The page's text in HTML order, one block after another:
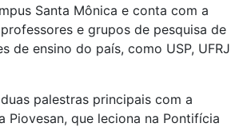
Santa Mônica e conta com a
e grupos de pesquisa de
de ensino do país, como USP, UFRJ
palestras principais com a
Piovesan, que leciona na Pontifícia